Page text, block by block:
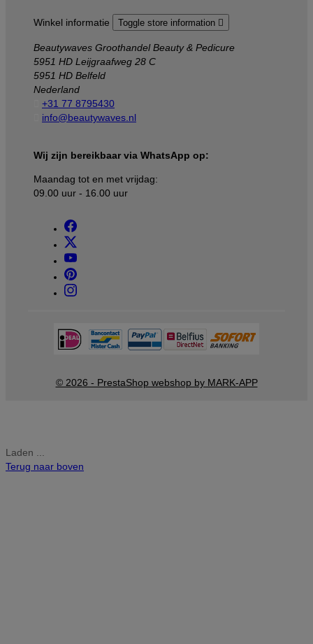
Winkel informatie Toggle store information 
Beautywaves Groothandel Beauty & Pedicure
5951 HD Leijgraafweg 28 C
5951 HD Belfeld
Nederland
+31 77 8795430
info@beautywaves.nl
Wij zijn bereikbaar via WhatsApp op:
Maandag tot en met vrijdag:
09.00 uur - 16.00 uur
© 2026 - PrestaShop webshop by MARK-APP
Laden ...
Terug naar boven